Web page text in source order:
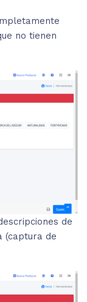
no tienen
de
(captura de